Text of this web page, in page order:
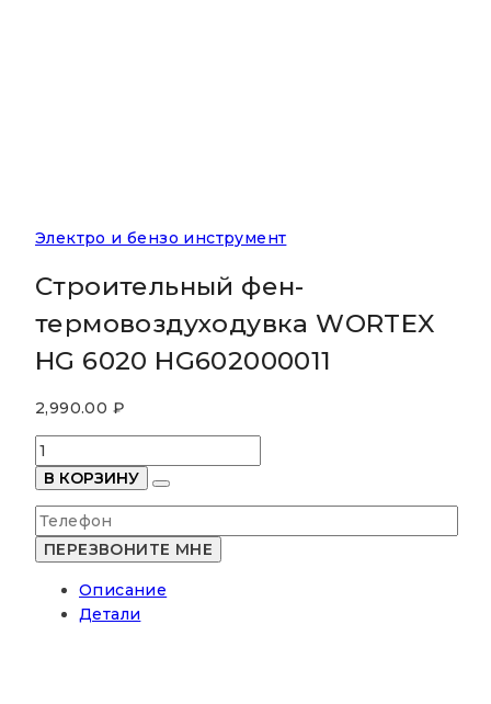
Электро и бензо инструмент
Строительный фен-
термовоздуходувка WORTEX
HG 6020 HG602000011
2,990.00 ₽
Количество
товара
Строительный
фен-
термовоздуходувка
WORTEX
6020
В КОРЗИНУ
Описание
Детали